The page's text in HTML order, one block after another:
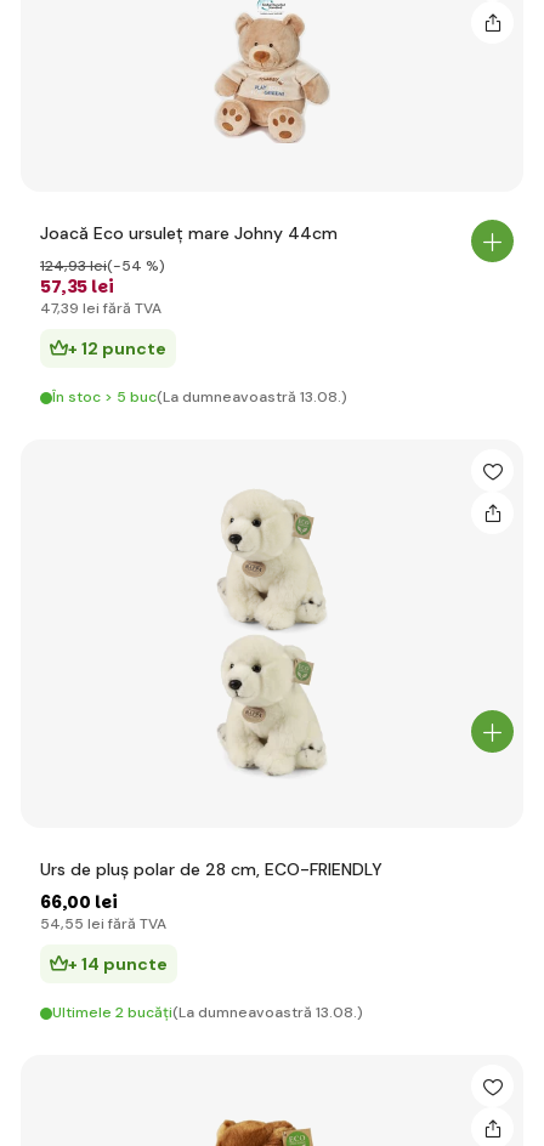
Joacă Eco ursuleț mare Johny 44cm
57,35 lei
124,93 lei(-54 %)
47,39 lei fără TVA
+ 12 puncte
În stoc > 5 buc(La dumneavoastră 13.08.)
Urs de pluș polar de 28 cm, ECO-FRIENDLY
66,00 lei
54,55 lei fără TVA
+ 14 puncte
Ultimele 2 bucăți(La dumneavoastră 13.08.)